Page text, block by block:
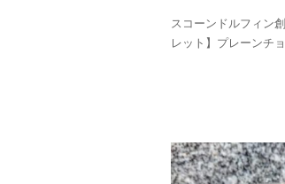
スコーンドルフィン
レット】プレーンチ